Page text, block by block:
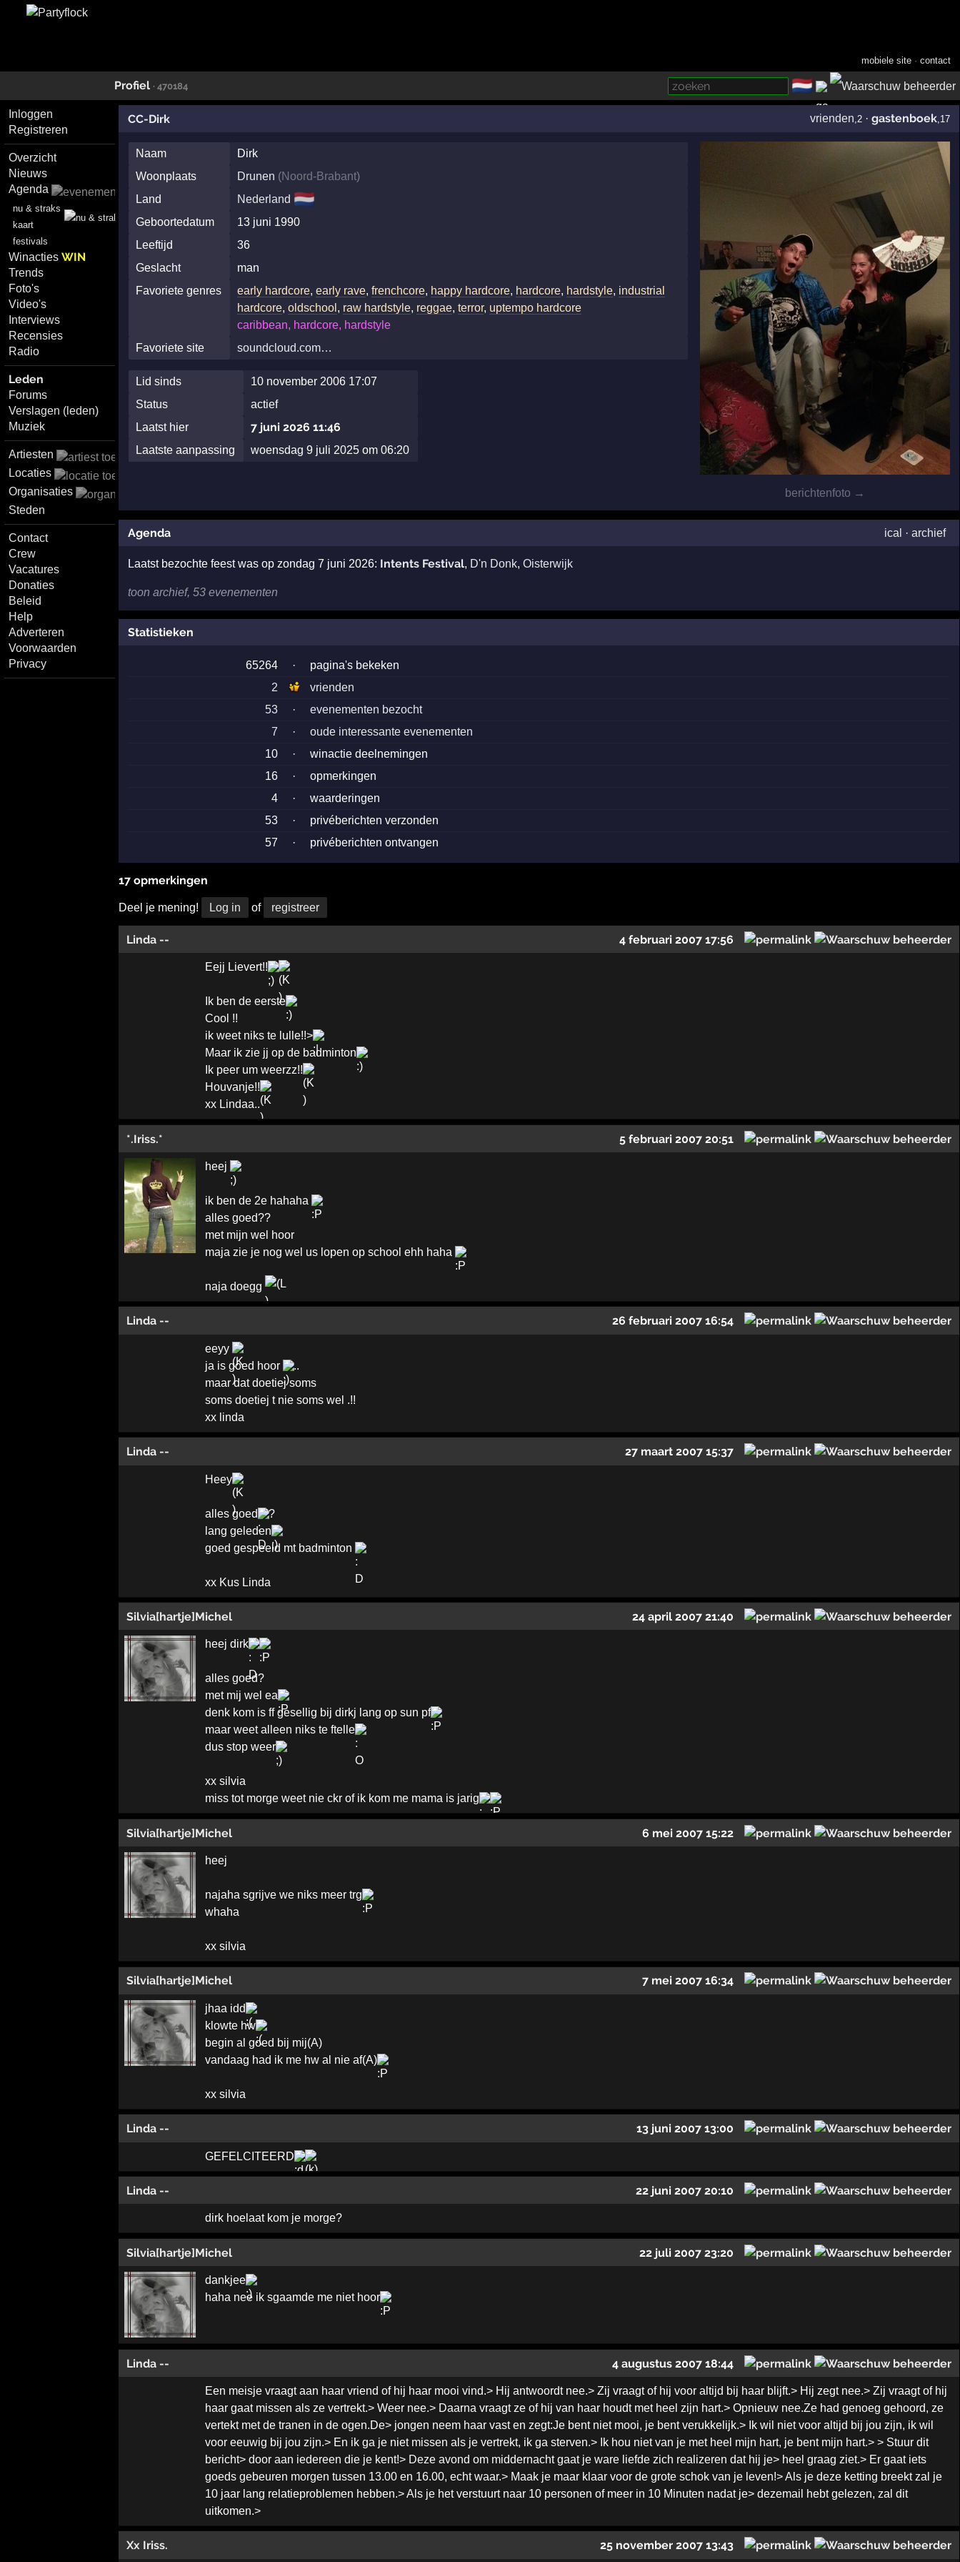
mobiele site ·contact
Profiel · 470184 🇳🇱
Inloggen
Registreren
Overzicht
Nieuws
Agenda
nu & straks
kaart
festivals
WinactiesWIN
Trends
Foto's
Video's
Interviews
Recensies
Radio
Leden
Forums
Verslagen (leden)
Muziek
Artiesten
Locaties
Organisaties
Steden
Contact
Crew
Vacatures
Donaties
Beleid
Help
Adverteren
Voorwaarden
Privacy
CC-Dirk vrienden ,2 ·gastenboek ,17
berichtenfoto →
Naam
Dirk
Woonplaats
Drunen (Noord-Brabant)
Land
Nederland 🇳🇱
Geboortedatum
13 juni 1990
Leeftijd
36
Geslacht
man
Favoriete genres
early hardcore,early rave,frenchcore, happy hardcore, hardcore, hardstyle, industrial
hardcore,oldschool , raw hardstyle, reggae,terror, uptempo hardcore
caribbean, hardcore, hardstyle
Favoriete site
soundcloud.com…
Lid sinds
10 november 2006 17:07
Status
actief
Laatst hier
7 juni 2026 11:46
Laatste aanpassing woensdag 9 juli 2025 om 06:20
Agenda ical · archief
Laatst bezochte feest was op zondag 7 juni 2026: Intents Festival, D'n Donk, Oisterwijk
toon archief, 53 evenementen
Statistieken
65264 ·
pagina's bekeken
2
vrienden
53
·
evenementen bezocht
7
·
oude interessante evenementen
10
·
winactie deelnemingen
16
·
opmerkingen
4
·
waarderingen
53
·
privéberichten verzonden
57
· privéberichten ontvangen
17 opmerkingen
Deel je mening! Log in of registreer
Linda -- 4 februari 2007 17:56
Eejj Lievert!!
Ik ben de eerste
Cool !!
ik weet niks te lulle!!>
Maar ik zie jj op de badminton
Ik peer um weerzz!!
Houvanje!!
xx Lindaa..
*.Iriss.* 5 februari 2007 20:51
heej
ik ben de 2e hahaha
alles goed??
met mijn wel hoor
maja zie je nog wel us lopen op school ehh haha
naja doegg
Linda -- 26 februari 2007 16:54
eeyy
ja is goed hoor
..
maar dat doetiej soms
soms doetiej t nie soms wel .!!
xx linda
Linda -- 27 maart 2007 15:37
Heey
alles goed
?
lang geleden
goed gespeeld mt badminton
xx Kus Linda
Silvia[hartje]Michel 24 april 2007 21:40
heej dirk
alles goed?
met mij wel ea
denk kom is ff gesellig bij dirkj lang op sun pf
maar weet alleen niks te ftelle
dus stop weer
xx silvia
miss tot morge weet nie ckr of ik kom me mama is jarig
Silvia[hartje]Michel 6 mei 2007 15:22
heej
najaha sgrijve we niks meer trg
whaha
xx silvia
Silvia[hartje]Michel 7 mei 2007 16:34
jhaa idd
klowte hw
begin al goed bij mij(A)
vandaag had ik me hw al nie af(A)
xx silvia
Linda -- 13 juni 2007 13:00
GEFELCITEERD
Linda -- 22 juni 2007 20:10
dirk hoelaat kom je morge?
Silvia[hartje]Michel 22 juli 2007 23:20
dankjee
haha nee ik sgaamde me niet hoor
Linda -- 4 augustus 2007 18:44
Een meisje vraagt aan haar vriend of hij haar mooi vind.> Hij antwoordt nee.> Zij vraagt of hij voor altijd bij haar blijft.> Hij zegt nee.> Zij vraagt of hij
haar gaat missen als ze vertrekt.> Weer nee.> Daarna vraagt ze of hij van haar houdt met heel zijn hart.> Opnieuw nee.Ze had genoeg gehoord, ze
vertekt met de tranen in de ogen.De> jongen neem haar vast en zegt:Je bent niet mooi, je bent verukkelijk.> Ik wil niet voor altijd bij jou zijn, ik wil
voor eeuwig bij jou zijn.> En ik ga je niet missen als je vertrekt, ik ga sterven.> Ik hou niet van je met heel mijn hart, je bent mijn hart.> > Stuur dit
bericht> door aan iedereen die je kent!> Deze avond om middernacht gaat je ware liefde zich realizeren dat hij je> heel graag ziet.> Er gaat iets
goeds gebeuren morgen tussen 13.00 en 16.00, echt waar.> Maak je maar klaar voor de grote schok van je leven!> Als je deze ketting breekt zal je
10 jaar lang relatieproblemen hebben.> Als je het verstuurt naar 10 personen of meer in 10 Minuten nadat je> dezemail hebt gelezen, zal dit
uitkomen.>
Xx Iriss. 25 november 2007 13:43